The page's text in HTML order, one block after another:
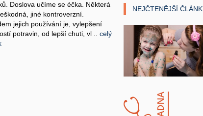
Doslova učíme se éčka. Některá
jiné kontroverzní.
jejich používání je, vylepšení
potravin, od lepší chuti, vl .. celý
NEJČTENĚJŠÍ